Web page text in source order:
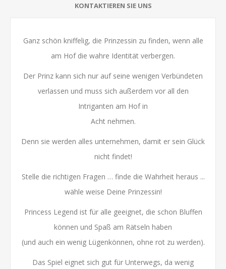
KONTAKTIEREN SIE UNS
Ganz schön kniffelig, die Prinzessin zu finden, wenn alle
am Hof die wahre Identität verbergen.
Der Prinz kann sich nur auf seine wenigen Verbündeten
verlassen und muss sich außerdem vor all den
Intriganten am Hof in
Acht nehmen.
Denn sie werden alles unternehmen, damit er sein Glück
nicht findet!
Stelle die richtigen Fragen … finde die Wahrheit heraus ...
wähle weise Deine Prinzessin!
Princess Legend ist für alle geeignet, die schon Bluffen
können und Spaß am Rätseln haben
(und auch ein wenig Lügenkönnen, ohne rot zu werden).
Das Spiel eignet sich gut für Unterwegs, da wenig